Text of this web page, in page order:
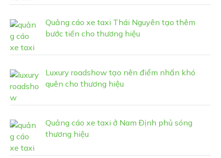
Quảng cáo xe taxi Thái Nguyên tạo thêm
bước tiến cho thương hiệu
Luxury roadshow tạo nên điểm nhấn khó
quên cho thương hiệu
Quảng cáo xe taxi ở Nam Định phủ sóng
thương hiệu